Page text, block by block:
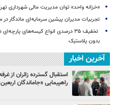
«خزانه واحد» توان مدیریت مالی شهرداری
تجربیات مدیران پیشین سرمایه‌ای ماندگار
تخفیف ۳۵ درصدی انواع کیسه‌های
بدون پلاستیک
آخرین اخبار
استقبال گسترده زائران از
راهپیمایی «جاماندگان اربعین»/